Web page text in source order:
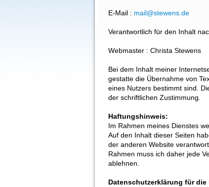
E-Mail : mail@stewens.de
Verantwortlich für den Inhalt
Webmaster : Christa Stewens
Bei dem Inhalt meiner
gestatte die Übernahme von
eines Nutzers bestimmt sind.
der schriftlichen Zustimmung.
Haftungshinweis:
Im Rahmen meines Dienstes
Auf den Inhalt dieser Seiten
der anderen Website
Rahmen muss ich daher jede
ablehnen.
Datenschutzerklärung für